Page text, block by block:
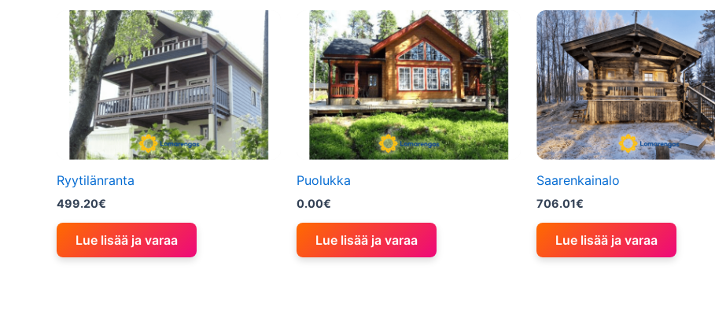
Ryytilänranta
499.20€
Lue lisää ja varaa
Puolukka
0.00€
Lue lisää ja varaa
Saarenkainalo
706.01€
Lue lisää ja varaa